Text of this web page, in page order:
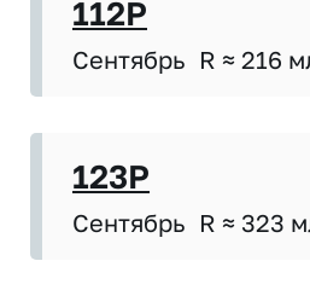
112P
Сентябрь R ≈ 216
123P
Сентябрь R ≈ 323